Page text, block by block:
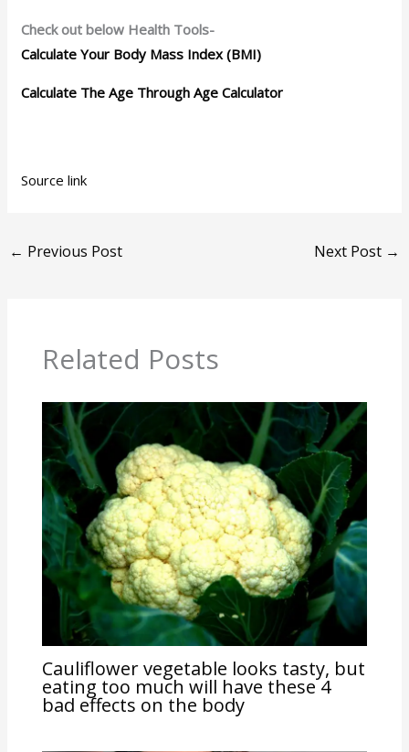
Check out below Health Tools-
Calculate Your Body Mass Index (BMI)
Calculate The Age Through Age Calculator
Source link
← Previous Post Next Post →
Related Posts
Cauliflower vegetable looks tasty, but
eating too much will have these 4
bad effects on the body